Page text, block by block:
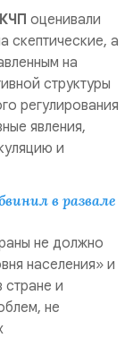
оценивали
скептические, а
на
структуры
регулирования
явления,
и
в развале
не должно
населения» и
и
не